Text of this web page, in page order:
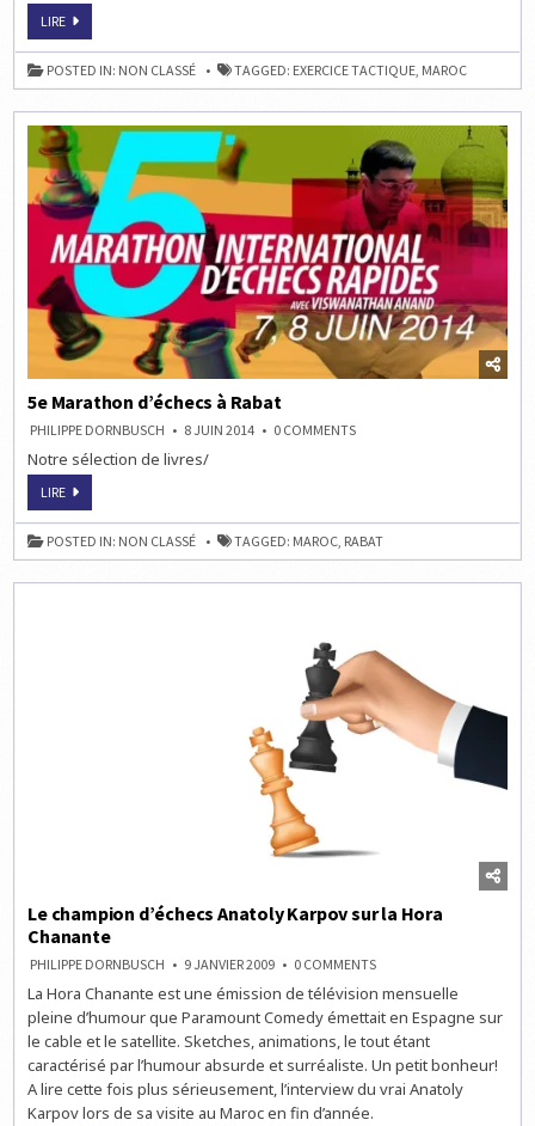
LIRETATIANA
CHAMPIONNE
DE
LA
FRANCOPHONIE
POSTED IN: NON CLASSÉ TAGGED: EXERCICE TACTIQUE MAROC
5e Marathon d’échecs à Rabat
PHILIPPE DORNBUSCH 8 JUIN 2014 0 COMMENTSON
Notre sélection de livres/
LIRE5E
D’ÉCHECS
À
RABAT
POSTED IN: NON CLASSÉ TAGGED: MAROC RABAT
Le champion d’échecs Anatoly Karpov sur la Hora
Chanante
PHILIPPE DORNBUSCH 9 JANVIER 2009 0 COMMENTSON
CHAMPION
ANATOLY
KARPOV
SUR
LA
HORA
CHANANTE
La Hora Chanante est une émission de télévision mensuelle
pleine d’humour que Paramount Comedy émettait en Espagne sur
le cable et le satellite. Sketches, animations, le tout étant
caractérisé par l’humour absurde et surréaliste. Un petit bonheur!
A lire cette fois plus sérieusement, l’interview du vrai Anatoly
Karpov lors de sa visite au Maroc en fin d’année.